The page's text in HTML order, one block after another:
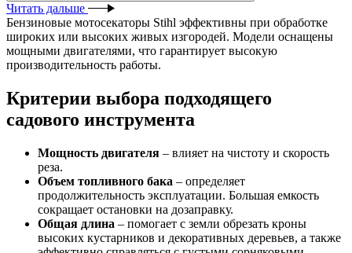
Читать дальше
Бензиновые мотосекаторы Stihl эффективны при обработке
широких или высоких живых изгородей. Модели оснащены
мощными двигателями, что гарантирует высокую
производительность работы.
Критерии выбора подходящего
садового инструмента
Мощность двигателя – влияет на чистоту и скорость
реза.
Объем топливного бака – определяет
продолжительность эксплуатации. Большая емкость
сокращает остановки на дозаправку.
Общая длина – помогает с земли обрезать кроны
высоких кустарников и декоративных деревьев, а также